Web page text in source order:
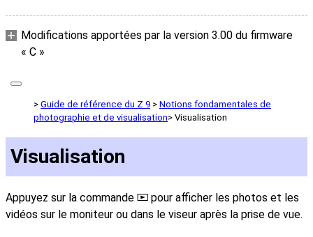
Modifications apportées par la version 3.00 du firmware
« C »
Guide de référence du Z 9
Notions fondamentales de
photographie et de visualisation
Visualisation
Visualisation
Appuyez sur la commande K pour afficher les photos et les
vidéos sur le moniteur ou dans le viseur après la prise de vue.